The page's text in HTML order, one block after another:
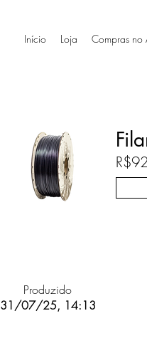
Início Loja Compras no
Produzido
31/07/25, 14:13